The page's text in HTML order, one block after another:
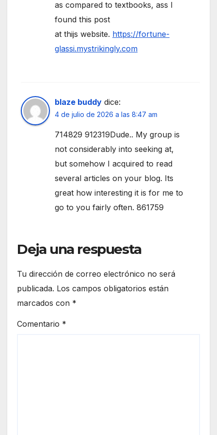
as compared to textbooks, ass I
found this post
at thijs website. https://fortune-
glassi.mystrikingly.com
blaze buddy dice:
4 de julio de 2026 a las 8:47 am
714829 912319Dude.. My group is
not considerably into seeking at,
but somehow I acquired to read
several articles on your blog. Its
great how interesting it is for me to
go to you fairly often. 861759
Deja una respuesta
Tu dirección de correo electrónico no será
publicada. Los campos obligatorios están
marcados con *
Comentario *